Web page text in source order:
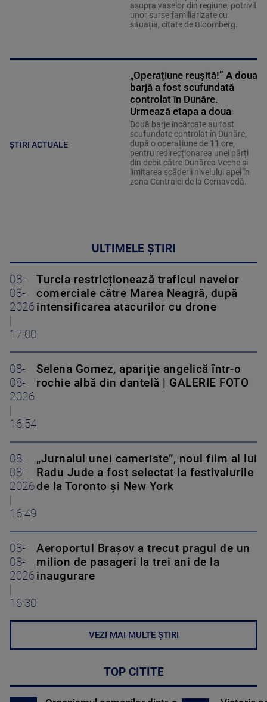
asupra vaselor din regiune, potrivit
unor surse familiarizate cu
situația, citate de Bloomberg.
ȘTIRI ACTUALE
„Operațiune reușită!” A doua
barjă a fost scufundată
controlat în Dunăre.
Urmează etapa a doua
Două barje încărcate au fost
scufundate controlat în Dunăre,
după o operațiune de 11 ore,
pentru redirecționarea unei părți
din debit către Dunărea Veche și
limitarea scăderii nivelului apei în
zona Centralei de la Cernavodă.
ULTIMELE ȘTIRI
08-
08-
2026
17:00
Turcia restricționează traficul navelor
comerciale către Marea Neagră, după
intensificarea atacurilor cu drone
08-
08-
2026
16:54
Selena Gomez, apariție angelică într-o
rochie albă din dantelă | GALERIE FOTO
08-
08-
2026
16:49
„Jurnalul unei cameriste”, noul film al lui
Radu Jude a fost selectat la festivalurile
de la Toronto și New York
08-
08-
2026
16:30
Aeroportul Brașov a trecut pragul de un
milion de pasageri la trei ani de la
inaugurare
VEZI MAI MULTE ȘTIRI
TOP CITITE